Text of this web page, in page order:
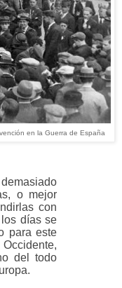
en la Guerra de España
o mejor
con
días se
para este
del todo